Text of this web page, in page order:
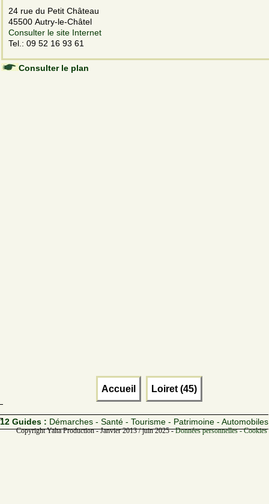
24 rue du Petit Château
45500 Autry-le-Châtel
Consulter le site Internet
Tel.: 09 52 16 93 61
Consulter le plan
Accueil Loiret (45)
12 Guides : Démarches - Santé - Tourisme - Patrimoine - Automobiles
Copyright Yalta Production - Janvier 2013 / juin 2025 -Données personnelles -